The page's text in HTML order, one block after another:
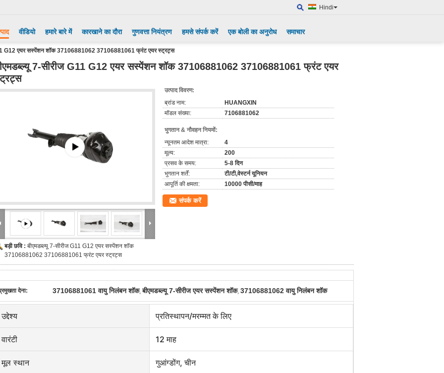
Hindi
वीडियो हमारे बारे में कारखाने का दौरा गुणवत्ता नियंत्रण हमसे संपर्क करें एक बोली का अनुरोध समाचार
G12 एयर सस्पेंशन शॉक 37106881062 37106881061 फ्रंट एयर स्ट्रट्स
7-सीरीज G11 G12 एयर सस्पेंशन शॉक 37106881062 37106881061 फ्रंट एयर
बड़ी छवि : बीएमडब्ल्यू 7-सीरीज G11 G12 एयर सस्पेंशन शॉक
37106881062 37106881061 फ्रंट एयर स्ट्रट्स
उत्पाद विवरण:
ब्रांड नाम:
HUANGXIN
मॉडल संख्या:
7106881062
भुगतान & नौवहन नियमों:
न्यूनतम आदेश मात्रा:
4
मूल्य:
200
प्रसव के समय:
5-8 दिन
भुगतान शर्तें:
टी/टी,वेस्टर्न यूनियन
आपूर्ति की क्षमता:
10000 पीसी/माह
संपर्क करें
देना: 37106881061 वायु निलंबन शॉक,बीएमडब्ल्यू 7-सीरीज एयर सस्पेंशन शॉक, 37106881062 वायु निलंबन शॉक
उद्देश्य प्रतिस्थापन/मरम्मत के लिए
वारंटी 12 माह
मूल स्थान गुआंग्डोंग, चीन